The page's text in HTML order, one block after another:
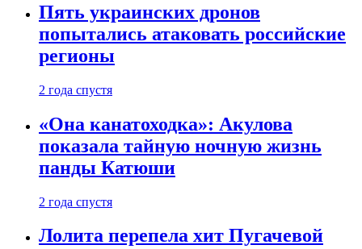
Пять украинских дронов
попытались атаковать российские
регионы
2 года спустя
«Она канатоходка»: Акулова
показала тайную ночную жизнь
панды Катюши
2 года спустя
Лолита перепела хит Пугачевой